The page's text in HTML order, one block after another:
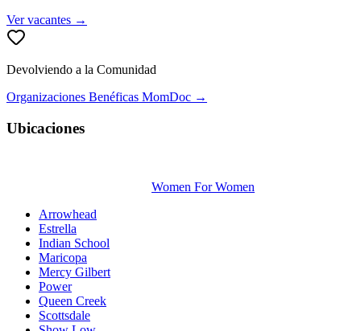
Ver vacantes →
Devolviendo a la Comunidad
Organizaciones Benéficas MomDoc →
Ubicaciones
Women For Women
Arrowhead
Estrella
Indian School
Maricopa
Mercy Gilbert
Power
Queen Creek
Scottsdale